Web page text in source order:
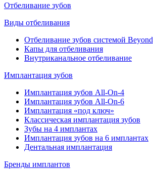
Отбеливание зубов
Виды отбеливания
Отбеливание зубов системой Beyond
Капы для отбеливания
Внутриканальное отбеливание
Имплантация зубов
Имплантация зубов All-On-4
Имплантация зубов All-On-6
Имплантация «под ключ»
Классическая имплантация зубов
Зубы на 4 имплантах
Имплантация зубов на 6 имплантах
Дентальная имплантация
Бренды имплантов